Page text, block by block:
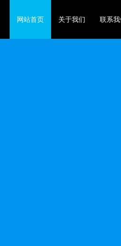
网站首页 关于我们 联系我